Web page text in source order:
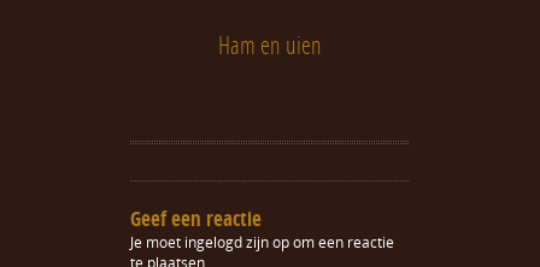
Ham en uien
Geef een reactie
Je moet ingelogd zijn opom een reactie
te plaatsen.